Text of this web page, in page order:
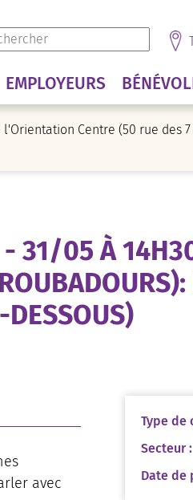
EMPLOYEURS
Centre (50 rue des 7
- 31/05 À
avec
Type de
Secteur :
Date de